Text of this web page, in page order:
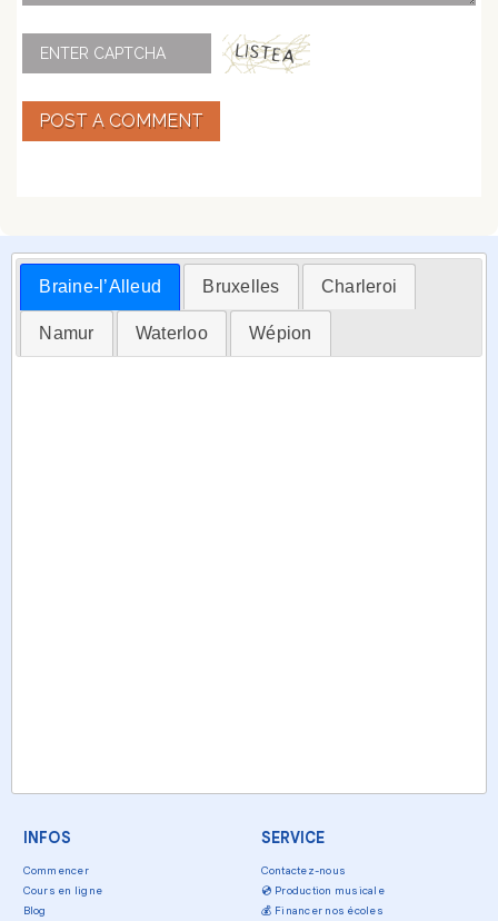
POST A COMMENT
Braine-l’Alleud Bruxelles Charleroi
Namur Waterloo Wépion
INFOS
Commencer
Cours en ligne
Blog
SERVICE
Contactez-nous
💿 Production musicale
💰 Financer nos écoles